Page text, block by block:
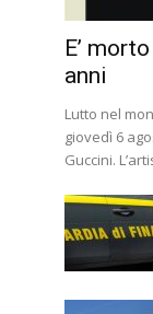
E’
anni
Lutto nel
giovedì 6
Guccini.